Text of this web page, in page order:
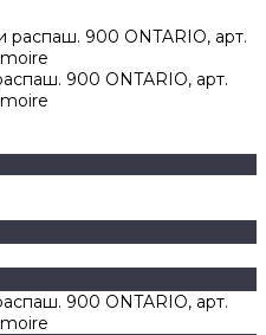
900 ONTARIO, арт.
900 ONTARIO, арт.